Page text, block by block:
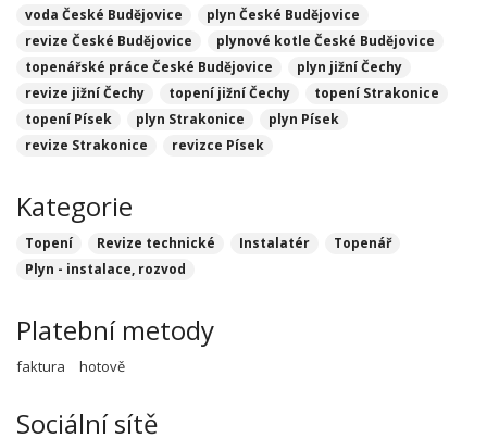
voda České Budějovice
plyn České Budějovice
revize České Budějovice
plynové kotle České Budějovice
topenářské práce České Budějovice
plyn jižní Čechy
revize jižní Čechy
topení jižní Čechy
topení Strakonice
topení Písek
plyn Strakonice
plyn Písek
revize Strakonice
revizce Písek
Kategorie
Topení Revize technické Instalatér
Topenář
Plyn - instalace, rozvod
Platební metody
faktura hotově
Sociální sítě